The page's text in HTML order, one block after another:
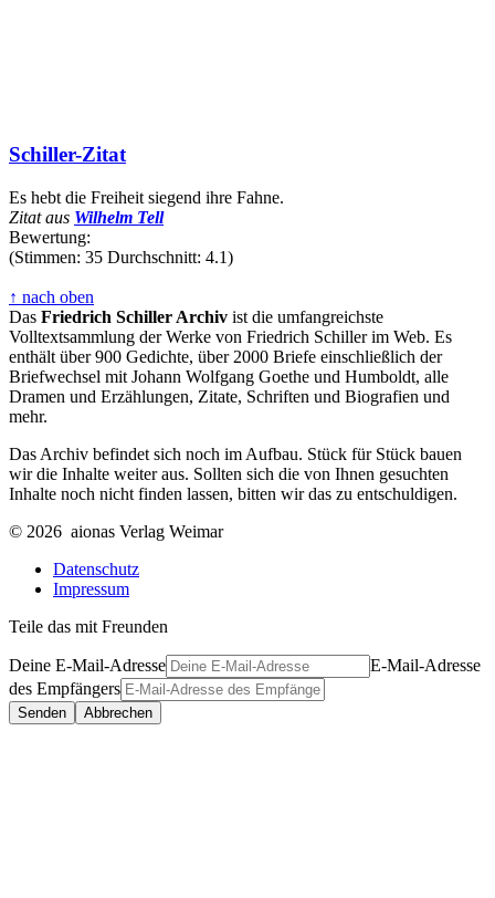
Schiller-Zitat
Es hebt die Freiheit siegend ihre Fahne.
Zitat aus Wilhelm Tell
Bewertung:
(Stimmen: 35 Durchschnitt: 4.1)
↑ nach oben
Das Friedrich Schiller Archiv ist die umfangreichste
Volltextsammlung der Werke von Friedrich Schiller im Web. Es
enthält über 900 Gedichte, über 2000 Briefe einschließlich der
Briefwechsel mit Johann Wolfgang Goethe und Humboldt, alle
Dramen und Erzählungen, Zitate, Schriften und Biografien und
mehr.
Das Archiv befindet sich noch im Aufbau. Stück für Stück bauen
wir die Inhalte weiter aus. Sollten sich die von Ihnen gesuchten
Inhalte noch nicht finden lassen, bitten wir das zu entschuldigen.
© 2026 aionas Verlag Weimar
Datenschutz
Impressum
Teile das mit Freunden
Deine E-Mail-Adresse
E-Mail-Adresse
des Empfängers
Senden Abbrechen